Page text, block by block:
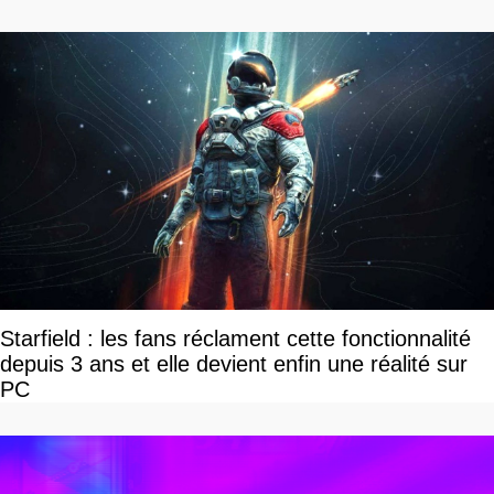
Starfield : les fans réclament cette fonctionnalité
depuis 3 ans et elle devient enfin une réalité sur
PC